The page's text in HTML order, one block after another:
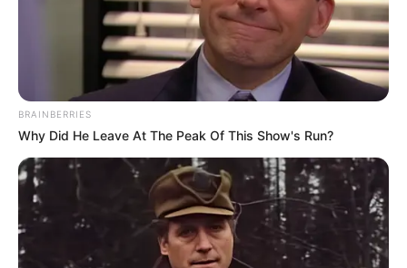
These Scenes Sparked Conversations Beyond The
Film
BRAINBERRIES
Why Did He Leave At The Peak Of This Show's Run?